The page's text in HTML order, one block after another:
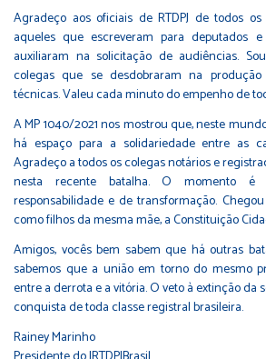
Agradeço aos oficiais de RTDPJ de todos os
aqueles que escreveram para deputados
auxiliaram na solicitação de audiências.
colegas que se desdobraram na
técnicas. Valeu cada minuto do empenho de
A MP 1040/2021 nos mostrou que, neste
há espaço para a solidariedade entre as
Agradeço a todos os colegas notários e
nesta recente batalha. O momento
responsabilidade e de transformação.
como filhos da mesma mãe, a Constituição
Amigos, vocês bem sabem que há outras
sabemos que a união em torno do mesmo
entre a derrota e a vitória. O veto à extinção da
conquista de toda classe registral brasileira.
Rainey Marinho